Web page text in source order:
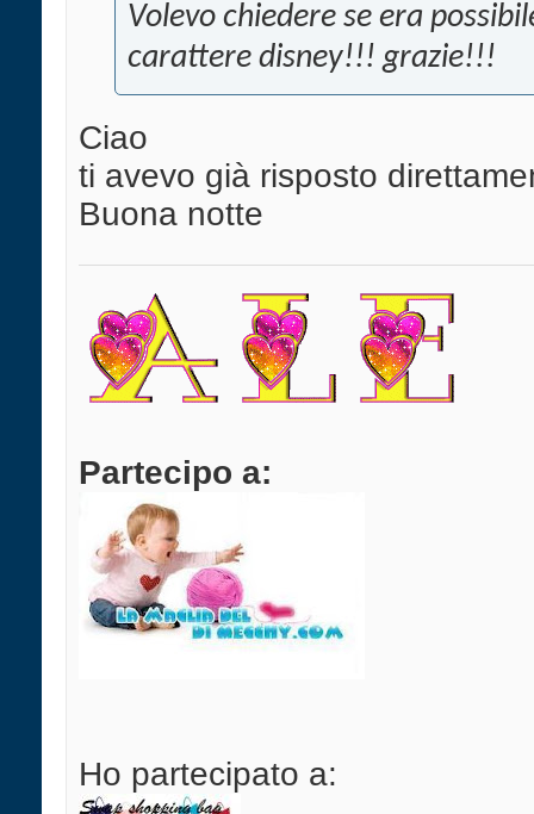
Volevo chiedere se era
carattere disney!!! grazie!!!
Ciao
ti avevo già risposto
Buona notte
Partecipo a:
Ho partecipato a: